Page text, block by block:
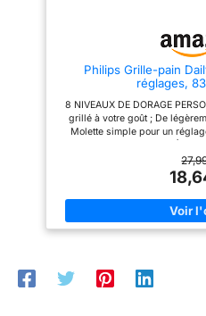
Philips Grille-pain
réglages,
8 NIVEAUX DE DORAGE
grillé à votre goût ; De
Molette simple pour un
tous types de pain ; Deux
les tranches pour un
RÉCHAUFFE-
réchauffer les petits
escamotable pratique pour
CHAUD EN QUELQUES
un usage quotidien ; Tiroir